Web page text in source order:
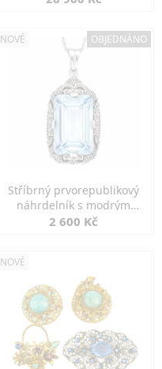
NOVÉ OBJEDNÁNO
Stříbrný prvorepublikový
náhrdelník s modrým
spinelem
2 600 Kč
NOVÉ